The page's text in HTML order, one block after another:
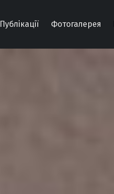
Публікації Фотогалерея